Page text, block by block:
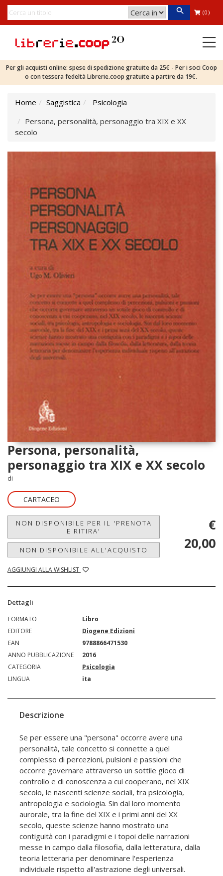
(0)
Per gli acquisti online: spese di spedizione gratuite da 25€ - Per i soci Coop
o con tessera fedeltà Librerie.coop gratuite a partire da 19€.
Home Saggistica
Psicologia
Persona, personalità, personaggio tra XIX e XX
secolo
Persona, personalità,
personaggio tra XIX e XX secolo
di
CARTACEO
NON DISPONIBILE PER IL 'PRENOTA
E RITIRA'
NON DISPONIBILE ALL'ACQUISTO
AGGIUNGI ALLA WISHLIST
€
20,00
Dettagli
FORMATO
Libro
EDITORE
Diogene Edizioni
EAN
9788866471530
ANNO PUBBLICAZIONE
2016
CATEGORIA
Psicologia
LINGUA
ita
Descrizione
Se per essere una "persona" occorre avere una
personalità, tale concetto si connette a quel
complesso di percezioni, pulsioni e passioni che
occorre governare attraverso un sottile gioco di
controllo e di conoscenza a cui cooperano, nel XIX
secolo, le nascenti scienze sociali, tra psicologia,
antropologia e sociologia. Sin dal loro momento
aurorale, tra la fine del XIX e i primi anni del XX
secolo, queste scienze hanno mostrato una
contiguità con i paradigmi e i topoi delle narrazioni
messe in campo dalla filosofia, dalla letteratura, dalla
teoria letteraria per denominare l'esperienza
individuale rispetto all'astrazione degli universali.